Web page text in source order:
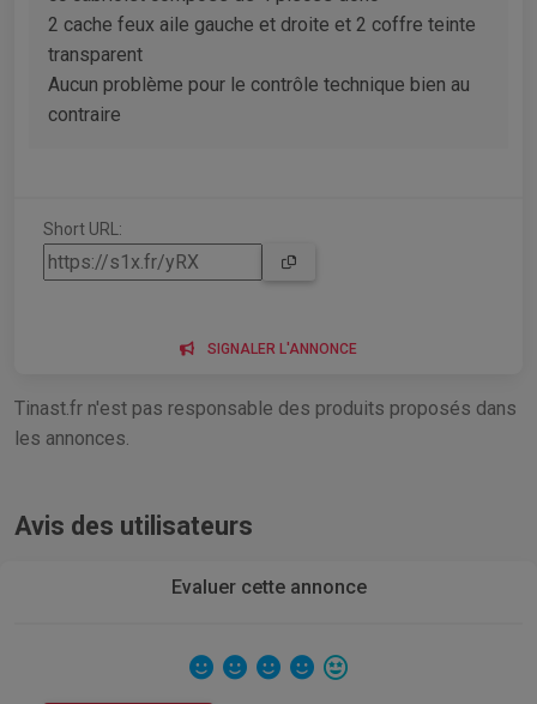
2 cache feux aile gauche et droite et 2 coffre teinte
transparent
Aucun problème pour le contrôle technique bien au
contraire
Short URL:
SIGNALER L'ANNONCE
Tinast.fr n'est pas responsable des produits proposés dans
les annonces.
Avis des utilisateurs
Evaluer cette annonce